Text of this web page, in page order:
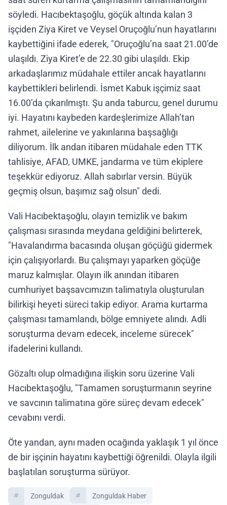
söyledi. Hacıbektaşoğlu, göçük altında kalan 3
işçiden Ziya Kiret ve Veysel Oruçoğlu’nun hayatlarını
kaybettiğini ifade ederek, "Oruçoğlu’na saat 21.00’de
ulaşıldı. Ziya Kiret’e de 22.30 gibi ulaşıldı. Ekip
arkadaşlarımız müdahale ettiler ancak hayatlarını
kaybettikleri belirlendi. İsmet Kabuk işçimiz saat
16.00’da çıkarılmıştı. Şu anda taburcu, genel durumu
iyi. Hayatını kaybeden kardeşlerimize Allah’tan
rahmet, ailelerine ve yakınlarına başsağlığı
diliyorum. İlk andan itibaren müdahale eden TTK
tahlisiye, AFAD, UMKE, jandarma ve tüm ekiplere
teşekkür ediyoruz. Allah sabırlar versin. Büyük
geçmiş olsun, başımız sağ olsun" dedi.
Vali Hacıbektaşoğlu, olayın temizlik ve bakım
çalışması sırasında meydana geldiğini belirterek,
"Havalandırma bacasında oluşan göçüğü gidermek
için çalışıyorlardı. Bu çalışmayı yaparken göçüğe
maruz kalmışlar. Olayın ilk anından itibaren
cumhuriyet başsavcımızın talimatıyla oluşturulan
bilirkişi heyeti süreci takip ediyor. Arama kurtarma
çalışması tamamlandı, bölge emniyete alındı. Adli
soruşturma devam edecek, inceleme sürecek"
ifadelerini kullandı.
Gözaltı olup olmadığına ilişkin soru üzerine Vali
Hacıbektaşoğlu, "Tamamen soruşturmanın seyrine
ve savcının talimatına göre süreç devam edecek"
cevabını verdi.
Öte yandan, aynı maden ocağında yaklaşık 1 yıl önce
de bir işçinin hayatını kaybettiği öğrenildi. Olayla ilgili
başlatılan soruşturma sürüyor.
Zonguldak Zonguldak Haber